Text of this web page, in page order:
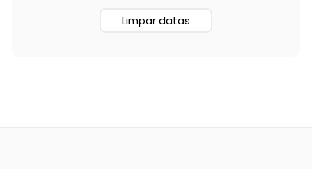
Limpar datas